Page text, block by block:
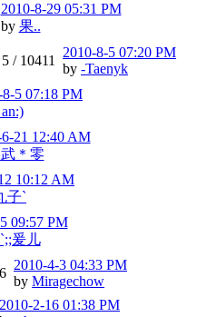
2010-8-29 05:31 PM
by 果..
5 / 10411
2010-8-5 07:20 PM
by -Taenyk
8-5 07:18 PM
6-21 12:40 AM
＊零
10:12 AM
子`
09:57 PM
爰儿
2010-4-3 04:33 PM
by Miragechow
2010-2-16 01:38 PM